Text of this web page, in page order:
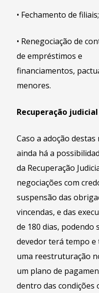
• Fechamento de filiais;
• Renegociação de
de empréstimos e
financiamentos,
menores.
Recuperação judicial
Caso a adoção
ainda há a
da Recuperação
negociações com
suspensão das
vincendas, e das
de 180 dias, podendo
devedor terá tempo
uma reestruturação
um plano de
dentro das condições